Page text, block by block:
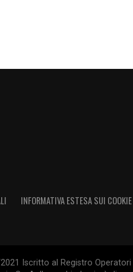
INFORMATIVA ESTESA SUI
Iscritto al Registro Operatori